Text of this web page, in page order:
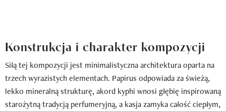
Konstrukcja i charakter kompozycji
Siłą tej kompozycji jest minimalistyczna architektura oparta na
trzech wyrazistych elementach. Papirus odpowiada za świeżą,
lekko mineralną strukturę, akord kyphi wnosi głębię inspirowaną
starożytną tradycją perfumeryjną, a kasja zamyka całość ciepłym,